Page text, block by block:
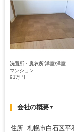
洗面所・脱衣所/洋室/洋室
マンション
91万円
会社の概要▼
住所 札幌市白石区平